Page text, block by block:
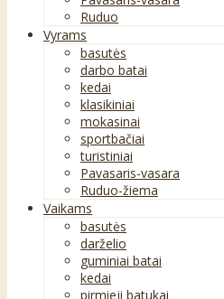
Ruduo
Vyrams
basutės
darbo batai
kedai
klasikiniai
mokasinai
sportbačiai
turistiniai
Pavasaris-vasara
Ruduo-žiema
Vaikams
basutės
darželio
guminiai batai
kedai
pirmieji batukai